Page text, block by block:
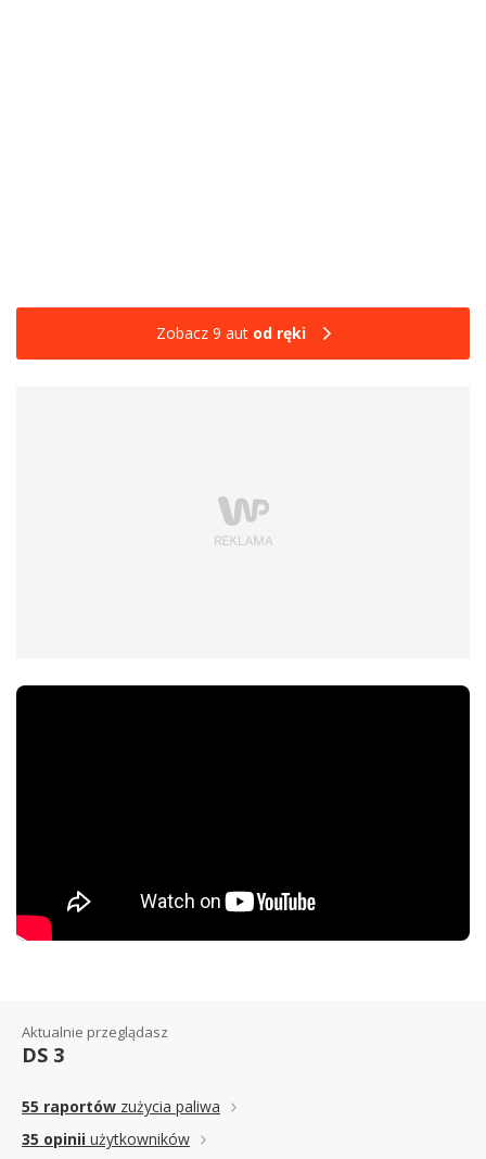
Zobacz 9 aut od ręki
Aktualnie przeglądasz
DS 3
55 raportów zużycia paliwa
35 opinii użytkowników